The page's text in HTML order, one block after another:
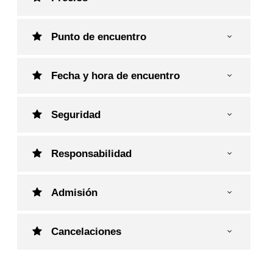
Punto de encuentro
Fecha y hora de encuentro
Seguridad
Responsabilidad
Admisión
Cancelaciones